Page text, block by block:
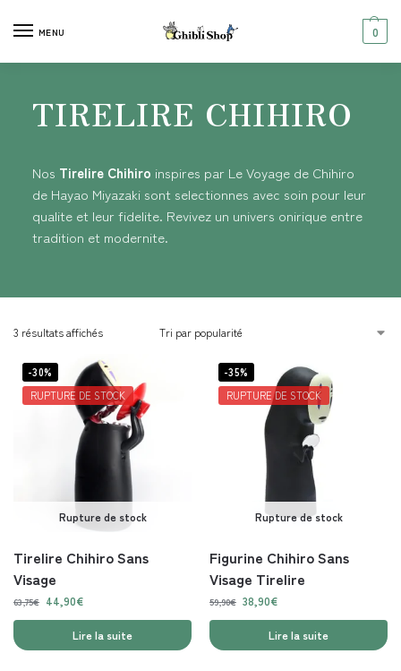
MENU 0
TIRELIRE CHIHIRO
Nos Tirelire Chihiro inspires par Le Voyage de Chihiro
de Hayao Miyazaki sont selectionnes avec soin pour leur
qualite et leur fidelite. Revivez un univers onirique entre
tradition et modernite.
3 résultats affichés
-30%
RUPTURE DE STOCK
Rupture de stock
Tirelire Chihiro Sans
Visage
63,75€ 44,90€
Lire la suite
-35%
RUPTURE DE STOCK
Rupture de stock
Figurine Chihiro Sans
Visage Tirelire
59,90€ 38,90€
Lire la suite